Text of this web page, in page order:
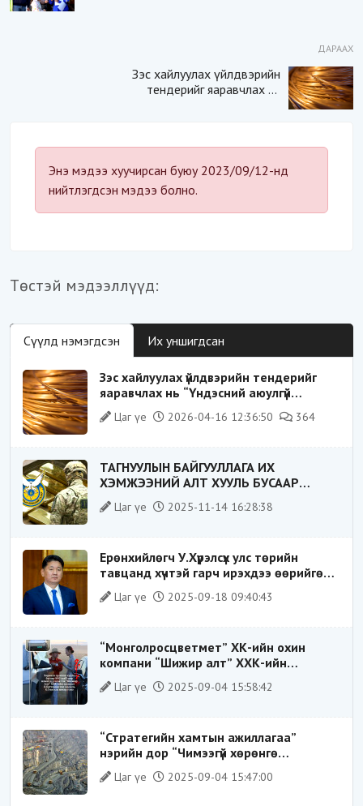
ДАРААХ
Зэс хайлуулах үйлдвэрийн
тендерийг яаравчлах нь
Энэ мэдээ хуучирсан буюу 2023/09/12-нд
нийтлэгдсэн мэдээ болно.
Төстэй мэдээллүүд:
Сүүлд нэмэгдсэн Их уншигдсан
Зэс хайлуулах үйлдвэрийн тендерийг
яаравчлах нь “Үндэсний аюулгүй
байдал“-д эрсдэлтэй юу?
Цаг үе 2026-04-16 12:36:50 364
ТАГНУУЛЫН БАЙГУУЛЛАГА ИХ
ХЭМЖЭЭНИЙ АЛТ ХУУЛЬ БУСААР
ХИЛЭЭР ГАРГАХ ГЭЖ БАЙСАН
ҮЙЛДЛИЙГ ТАСЛАН ЗОГСООЛОО
Цаг үе 2025-11-14 16:28:38
Ерөнхийлөгч У.Хүрэлсүх улс төрийн
тавцанд хүчтэй гарч ирэхдээ өөрийгөө
шударга ёсны төлөө тэмцэгч, “хуучин
тогтолцооны хонгилыг нураагч” гэсэн
Цаг үе 2025-09-18 09:40:43
“Монголросцветмет” ХК-ийн охин
компани “Шижир алт” ХХК-ийн
Гүйцэтгэх захирлаар ажиллаж байсан
О.Баттөмөрт холбогдох хэрэг хаашаа
Цаг үе 2025-09-04 15:58:42
“Стратегийн хамтын ажиллагаа”
нэрийн дор “Чимээгүй хөрөнгө
хуримтлал”
Цаг үе 2025-09-04 15:47:00